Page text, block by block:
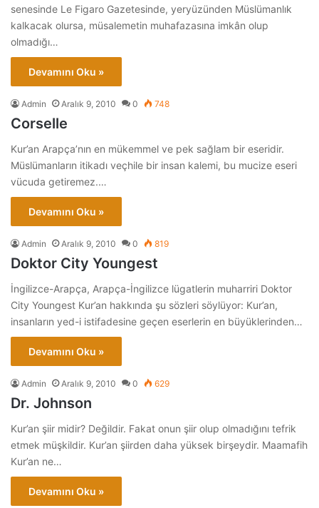
senesinde Le Figaro Gazetesinde, yeryüzünden Müslümanlık
kalkacak olursa, müsalemetin muhafazasına imkân olup
olmadığı…
Devamını Oku »
Admin Aralık 9, 2010 0 748
Corselle
Kur’an Arapça’nın en mükemmel ve pek sağlam bir eseridir.
Müslümanların itikadı veçhile bir insan kalemi, bu mucize eseri
vücuda getiremez.…
Devamını Oku »
Admin Aralık 9, 2010 0 819
Doktor City Youngest
İngilizce-Arapça, Arapça-İngilizce lügatlerin muharriri Doktor
City Youngest Kur’an hakkında şu sözleri söylüyor: Kur’an,
insanların yed-i istifadesine geçen eserlerin en büyüklerinden…
Devamını Oku »
Admin Aralık 9, 2010 0 629
Dr. Johnson
Kur’an şiir midir? Değildir. Fakat onun şiir olup olmadığını tefrik
etmek müşkildir. Kur’an şiirden daha yüksek birşeydir. Maamafih
Kur’an ne…
Devamını Oku »